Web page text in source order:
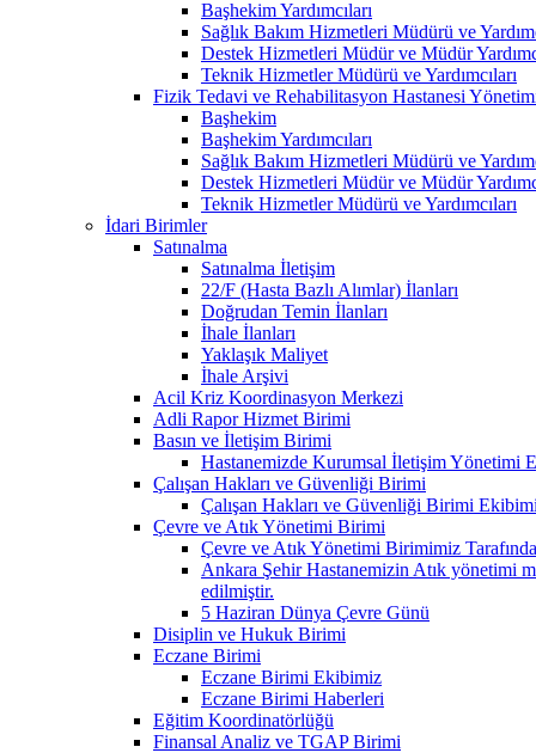
Başhekim Yardımcıları
Sağlık Bakım Hizmetleri Müdürü ve
Destek Hizmetleri Müdür ve Müdür
Teknik Hizmetler Müdürü ve Yardımcıları
Fizik Tedavi ve Rehabilitasyon Hastanesi
Başhekim
Başhekim Yardımcıları
Sağlık Bakım Hizmetleri Müdürü ve
Destek Hizmetleri Müdür ve Müdür
Teknik Hizmetler Müdürü ve Yardımcıları
İdari Birimler
Satınalma
Satınalma İletişim
22/F (Hasta Bazlı Alımlar) İlanları
Doğrudan Temin İlanları
İhale İlanları
Yaklaşık Maliyet
İhale Arşivi
Acil Kriz Koordinasyon Merkezi
Adli Rapor Hizmet Birimi
Basın ve İletişim Birimi
Hastanemizde Kurumsal İletişim Yönetimi
Çalışan Hakları ve Güvenliği Birimi
Çalışan Hakları ve Güvenliği Birimi
Çevre ve Atık Yönetimi Birimi
Çevre ve Atık Yönetimi Birimimiz
Ankara Şehir Hastanemizin Atık yönetimi
edilmiştir.
5 Haziran Dünya Çevre Günü
Disiplin ve Hukuk Birimi
Eczane Birimi
Eczane Birimi Ekibimiz
Eczane Birimi Haberleri
Eğitim Koordinatörlüğü
Finansal Analiz ve TGAP Birimi